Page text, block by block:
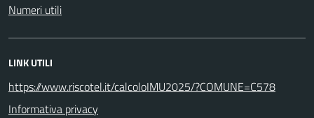
Numeri utili
LINK UTILI
https://www.riscotel.it/calcoloIMU2025/?COMUNE=C578
Informativa privacy